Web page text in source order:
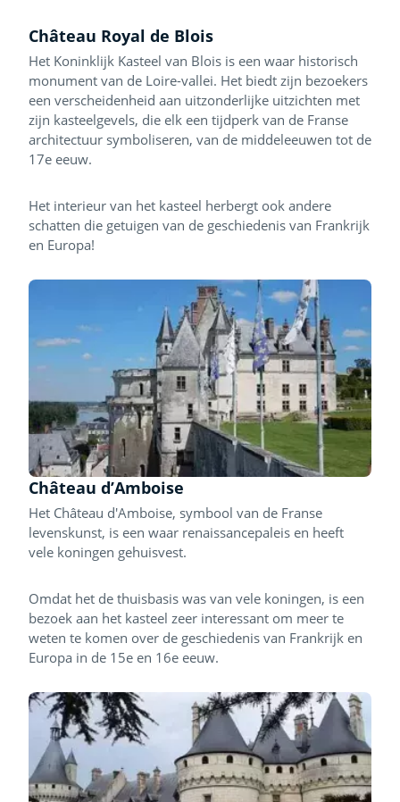
Château Royal de Blois
Het Koninklijk Kasteel van Blois is een waar historisch
monument van de Loire-vallei. Het biedt zijn bezoekers
een verscheidenheid aan uitzonderlijke uitzichten met
zijn kasteelgevels, die elk een tijdperk van de Franse
architectuur symboliseren, van de middeleeuwen tot de
17e eeuw.
Het interieur van het kasteel herbergt ook andere
schatten die getuigen van de geschiedenis van Frankrijk
en Europa!
Château d’Amboise
Het Château d'Amboise, symbool van de Franse
levenskunst, is een waar renaissancepaleis en heeft
vele koningen gehuisvest.
Omdat het de thuisbasis was van vele koningen, is een
bezoek aan het kasteel zeer interessant om meer te
weten te komen over de geschiedenis van Frankrijk en
Europa in de 15e en 16e eeuw.